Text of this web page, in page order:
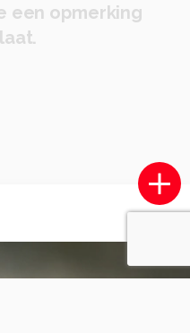
een opmerking